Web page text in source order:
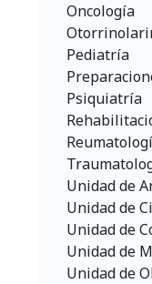
Oncología
Pediatría
Psiquiatría
Unidad de
Unidad de
Unidad de
Unidad de
Unidad de